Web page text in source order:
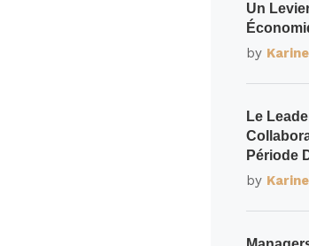
Un
by
Le
Période
by